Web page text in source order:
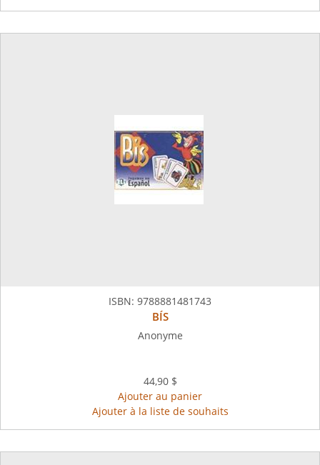
ISBN: 9788881481743
BÍS
Anonyme
44,90 $
Ajouter au panier
Ajouter à la liste de souhaits